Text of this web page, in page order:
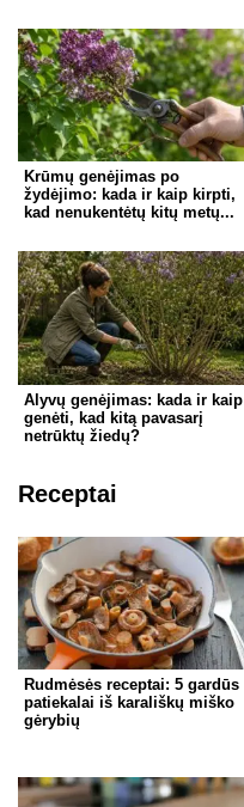
Krūmų genėjimas po
žydėjimo: kada ir kaip kirpti,
kad nenukentėtų kitų metų...
Alyvų genėjimas: kada ir kaip
genėti, kad kitą pavasarį
netrūktų žiedų?
Receptai
Rudmėsės receptai: 5 gardūs
patiekalai iš karališkų miško
gėrybių